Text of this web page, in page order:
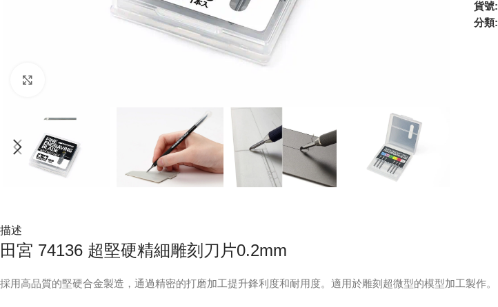
貨號:
分類:
描述
田宮 74136 超堅硬精細雕刻刀片0.2mm
採用高品質的堅硬合金製造，通過精密的打磨加工提升鋒利度和耐用度。適用於雕刻超微型的模型加工製作。